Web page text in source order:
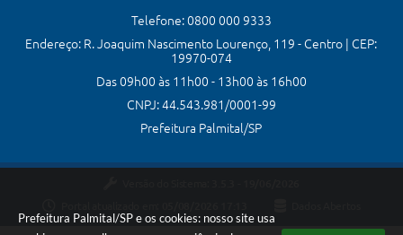
Prefeitura Palmital/SP e os cookies: nosso site usa
Telefone: 0800 000 9333
Endereço: R. Joaquim Nascimento Lourenço, 119 - Centro | CEP:
19970-074
Das 09h00 às 11h00 - 13h00 às 16h00
CNPJ: 44.543.981/0001-99
Prefeitura Palmital/SP